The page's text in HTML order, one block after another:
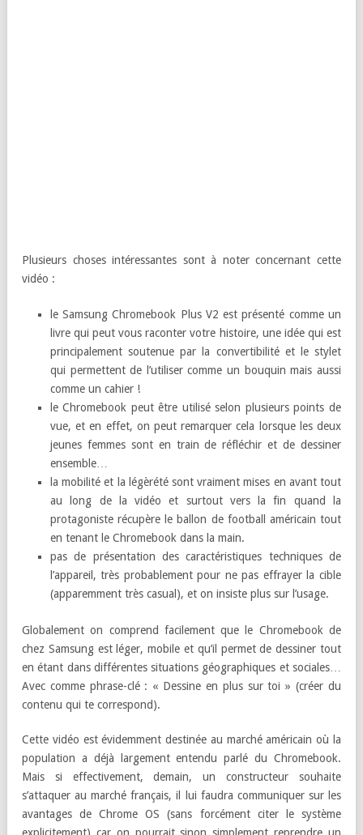
Plusieurs choses intéressantes sont à noter concernant cette
vidéo :
le Samsung Chromebook Plus V2 est présenté comme un
livre qui peut vous raconter votre histoire, une idée qui est
principalement soutenue par la convertibilité et le stylet
qui permettent de l’utiliser comme un bouquin mais aussi
comme un cahier !
le Chromebook peut être utilisé selon plusieurs points de
vue, et en effet, on peut remarquer cela lorsque les deux
jeunes femmes sont en train de réfléchir et de dessiner
ensemble…
la mobilité et la légèrété sont vraiment mises en avant tout
au long de la vidéo et surtout vers la fin quand la
protagoniste récupère le ballon de football américain tout
en tenant le Chromebook dans la main.
pas de présentation des caractéristiques techniques de
l’appareil, très probablement pour ne pas effrayer la cible
(apparemment très casual), et on insiste plus sur l’usage.
Globalement on comprend facilement que le Chromebook de
chez Samsung est léger, mobile et qu’il permet de dessiner tout
en étant dans différentes situations géographiques et sociales…
Avec comme phrase-clé : « Dessine en plus sur toi » (créer du
contenu qui te correspond).
Cette vidéo est évidemment destinée au marché américain où la
population a déjà largement entendu parlé du Chromebook.
Mais si effectivement, demain, un constructeur souhaite
s’attaquer au marché français, il lui faudra communiquer sur les
avantages de Chrome OS (sans forcément citer le système